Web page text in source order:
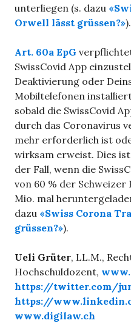
unterliegen (s. dazu
Orwell lässt grüssen?»).
Art. 60a EpG
SwissCovid App
Deaktivierung oder
Mobiltelefonen
sobald die SwissCovid
durch das Coronavirus
mehr erforderlich ist
wirksam erweist. Dies
der Fall, wenn die
von 60 % der Schweizer
Mio. mal
dazu «Swiss Corona
grüssen?»).
Ueli Grüter, LL.M.,
Hochschuldozent,
https://twitter.com/
https://
www.digilaw.ch